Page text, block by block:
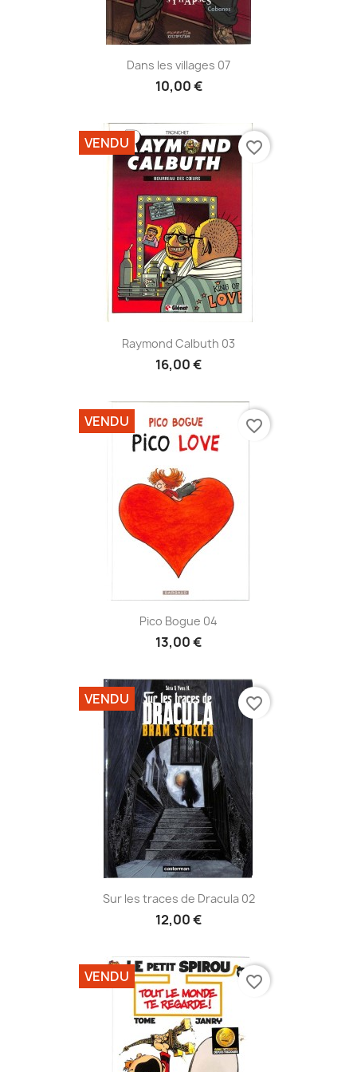
Dans les villages 07
10,00 €
Raymond Calbuth 03
16,00 €
VENDU favorite_border
Pico Bogue 04
13,00 €
VENDU favorite_border
Sur les traces de Dracula 02
12,00 €
VENDU favorite_border
VENDU favorite_border